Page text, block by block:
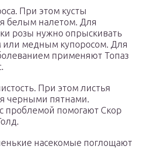
При этом кусты
белым налетом. Для
розы нужно опрыскивать
или медным купоросом. Для
применяют Топаз
При этом листья
черными пятнами.
проблемой помогают Скор
насекомые поглощают